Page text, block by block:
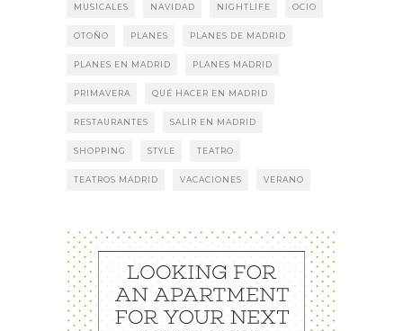
MUSICALES NAVIDAD NIGHTLIFE OCIO
OTOÑO PLANES PLANES DE MADRID
PLANES EN MADRID PLANES MADRID
PRIMAVERA QUÉ HACER EN MADRID
RESTAURANTES SALIR EN MADRID
SHOPPING STYLE TEATRO
TEATROS MADRID VACACIONES VERANO